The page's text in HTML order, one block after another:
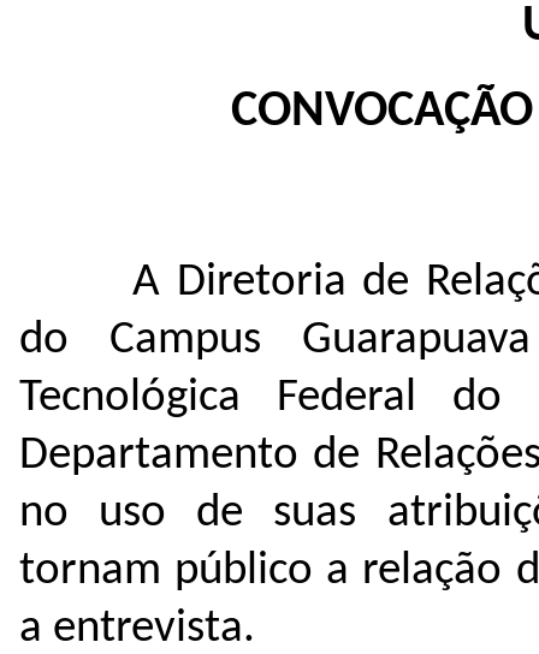
A Diretoria de
do Campus
Tecnológica Federal
Departamento de
no uso de suas
tornam público a relação
a entrevista.